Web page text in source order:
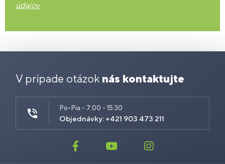
údajov
V prípade otázok nás kontaktujte
Po-Pia - 7:00 - 15:30
Objednávky: +421 903 473 211